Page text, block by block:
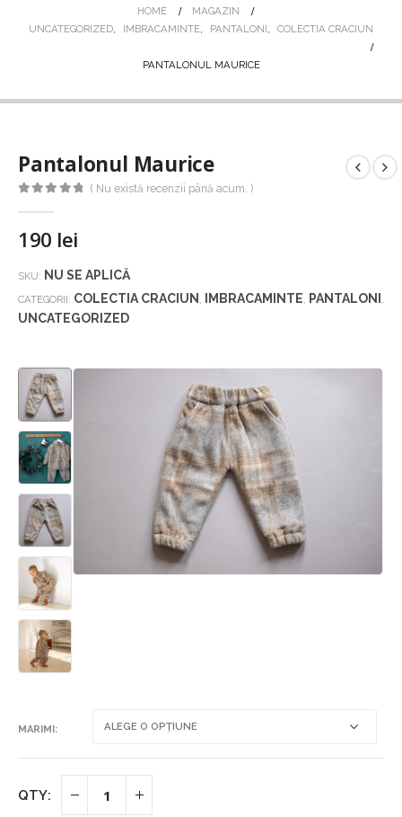
HOME
MAGAZIN
UNCATEGORIZED, IMBRACAMINTE, PANTALONI, COLECTIA CRACIUN
PANTALONUL MAURICE
Pantalonul Maurice
( Nu există recenzii până acum. )
190 lei
SKU: NU SE APLICĂ
CATEGORII: COLECTIA CRACIUN , IMBRACAMINTE, PANTALONI ,
UNCATEGORIZED
MARIMI